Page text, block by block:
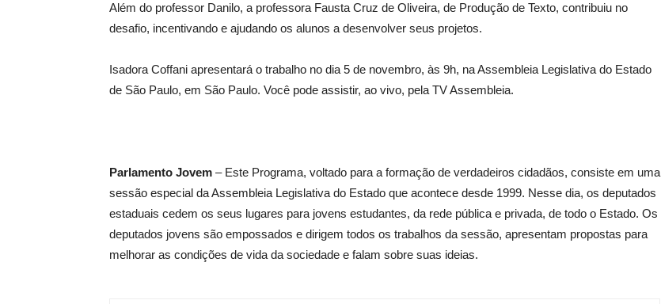
Além do professor Danilo, a professora Fausta Cruz de Oliveira, de Produção de Texto, contribuiu no
desafio, incentivando e ajudando os alunos a desenvolver seus projetos.
Isadora Coffani apresentará o trabalho no dia 5 de novembro, às 9h, na Assembleia Legislativa do Estado
de São Paulo, em São Paulo. Você pode assistir, ao vivo, pela TV Assembleia.
Parlamento Jovem – Este Programa, voltado para a formação de verdadeiros cidadãos, consiste em uma
sessão especial da Assembleia Legislativa do Estado que acontece desde 1999. Nesse dia, os deputados
estaduais cedem os seus lugares para jovens estudantes, da rede pública e privada, de todo o Estado. Os
deputados jovens são empossados e dirigem todos os trabalhos da sessão, apresentam propostas para
melhorar as condições de vida da sociedade e falam sobre suas ideias.